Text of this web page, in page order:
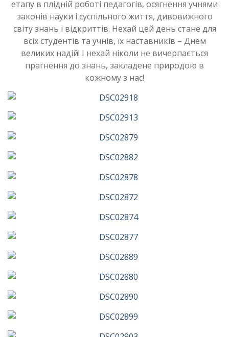
етапу в плідній роботі педагогів, осягнення учнями
законів науки і суспільного життя, дивовижного
світу знань і відкриттів. Нехай цей день стане для
всіх студентів та учнів, їх наставників – Днем
великих надій! І нехай ніколи не вичерпається
прагнення до знань, закладене природою в
кожному з нас!